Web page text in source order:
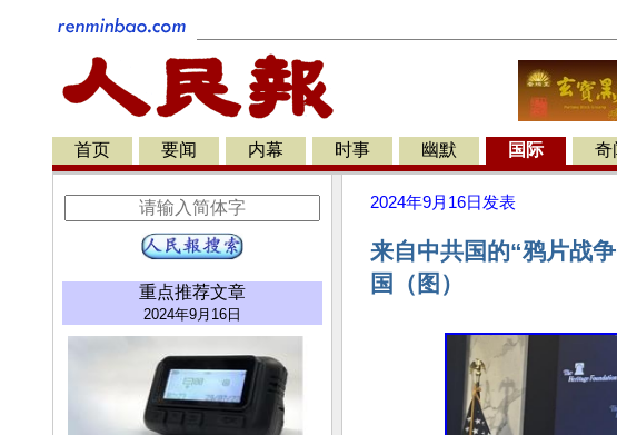
首页 要闻 内幕 时事 幽默 国际 奇
重点推荐文章
2024年9月16日
2024年9月16日 发表
来自中共国的“鸦片战
国（图）